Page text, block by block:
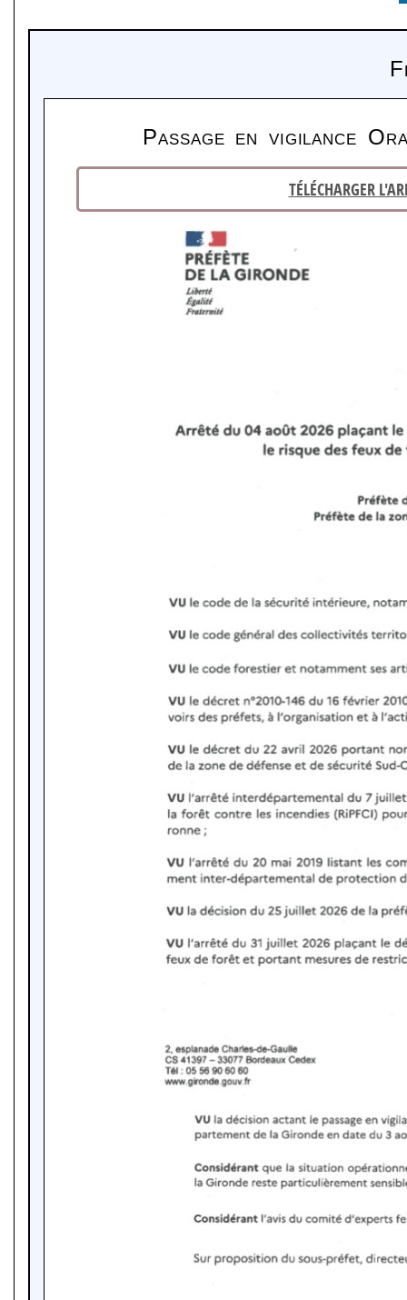
Passage en vigilance
TÉLÉCHARGER